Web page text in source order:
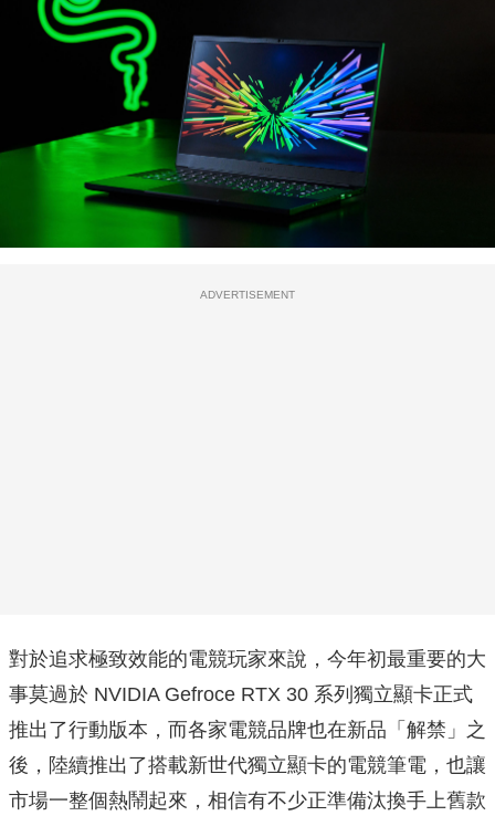
ADVERTISEMENT
對於追求極致效能的電競玩家來說，今年初最重要的大
事莫過於 NVIDIA Gefroce RTX 30 系列獨立顯卡正式
推出了行動版本，而各家電競品牌也在新品「解禁」之
後，陸續推出了搭載新世代獨立顯卡的電競筆電，也讓
市場一整個熱鬧起來，相信有不少正準備汰換手上舊款